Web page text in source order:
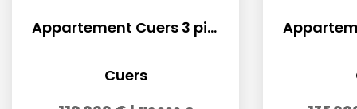
Appartement Cuers 3 pièce(s) 90 m2
Cuers